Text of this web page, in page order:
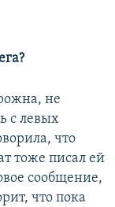
не
с левых
что
тоже писал ей
сообщение,
что пока